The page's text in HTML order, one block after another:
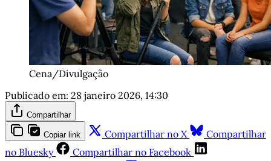
Cena/Divulgação
Publicado em: 28 janeiro 2026, 14:30
Compartilhar
Copiar link Compartilhar no X
Compartilhar
no Bluesky
Compartilhar no Facebook